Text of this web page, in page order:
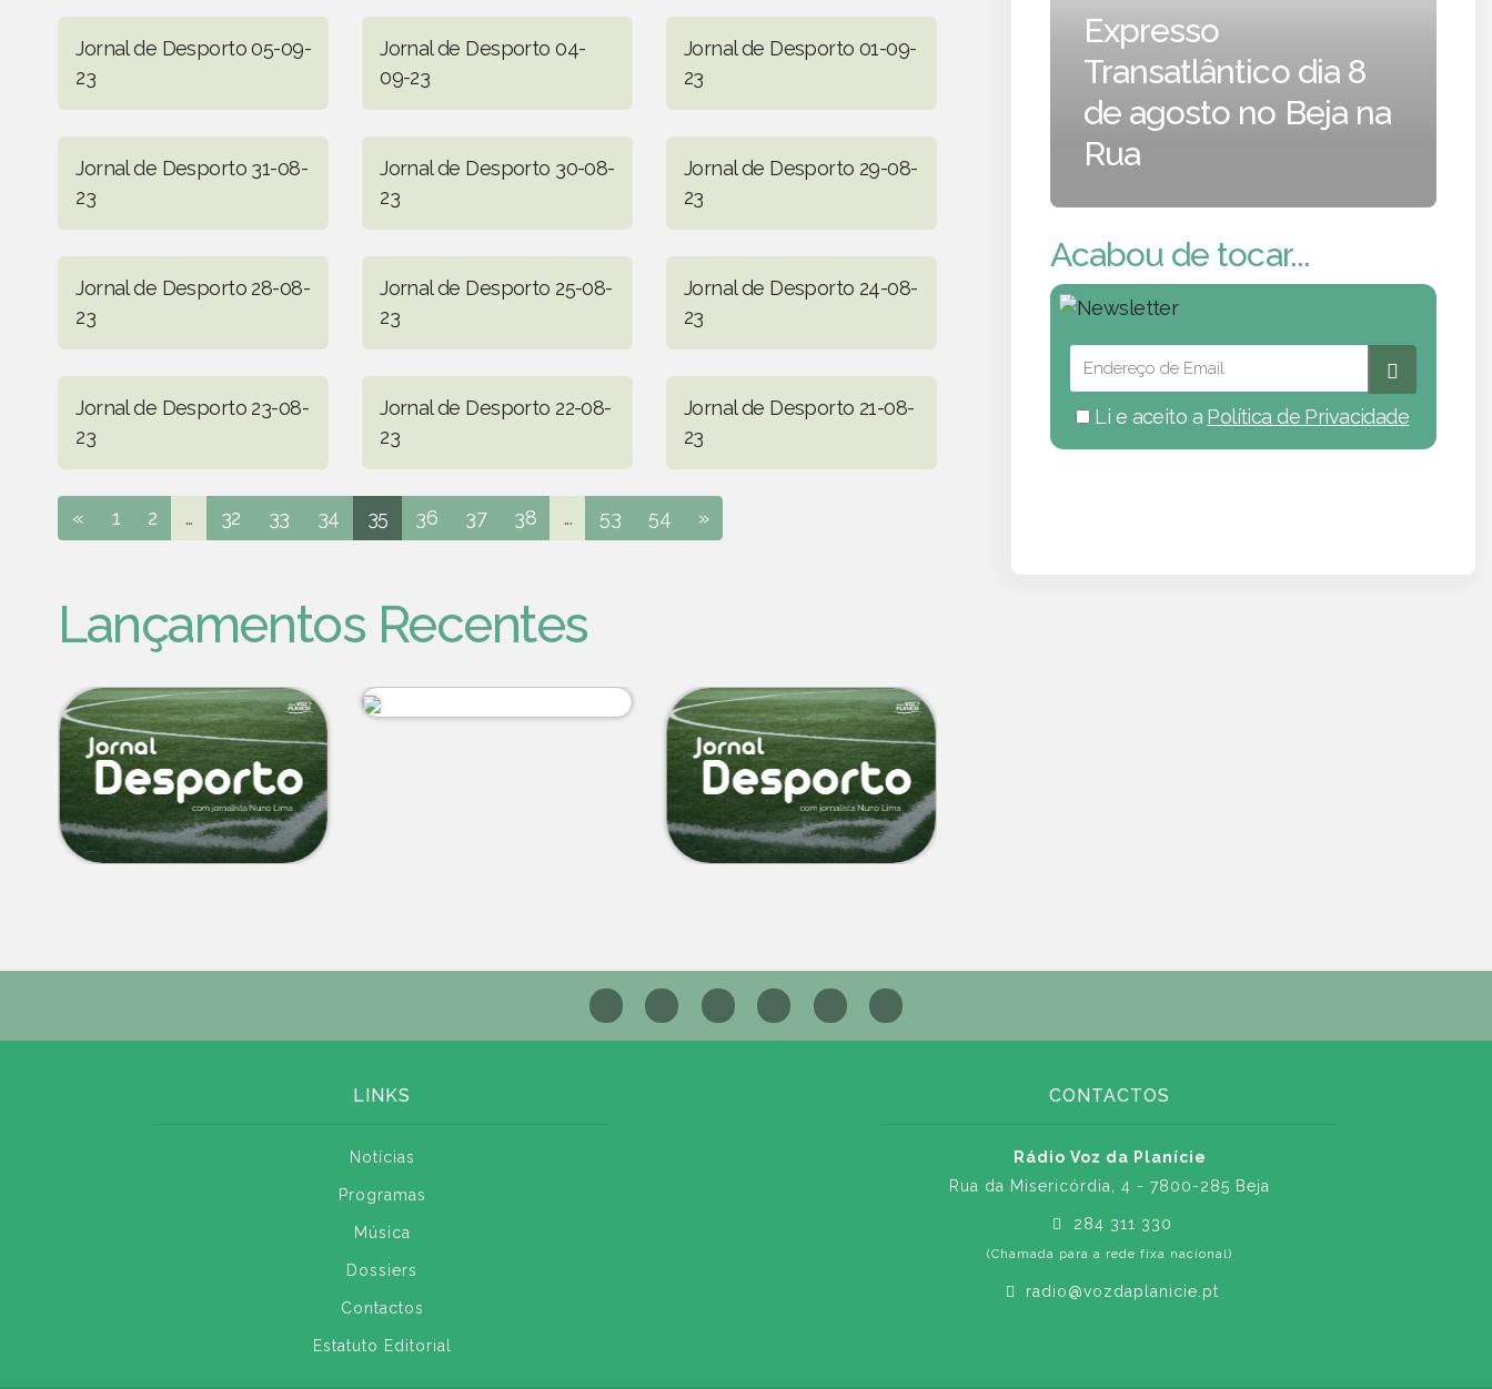
Jornal de Desporto 05-09-
23
Jornal de Desporto 04-
09-23
Jornal de Desporto 01-09-
23
Jornal de Desporto 31-08-
23
Jornal de Desporto 30-08-
23
Jornal de Desporto 29-08-
23
Jornal de Desporto 28-08-
23
Jornal de Desporto 25-08-
23
Jornal de Desporto 24-08-
23
Jornal de Desporto 23-08-
23
Jornal de Desporto 22-08-
23
Jornal de Desporto 21-08-
23
« 1 2 ... 32 33 34 35 36 37 38 ... 53 54 »
Lançamentos Recentes
Expresso
Transatlântico dia 8
de agosto no Beja na
Rua
Acabou de tocar...
Li e aceito a Política de Privacidade
LINKS
Notícias
Programas
Música
Dossiers
Contactos
Estatuto Editorial
CONTACTOS
Rádio Voz da Planície
Rua da Misericórdia, 4 - 7800-285 Beja
284 311 330
(Chamada para a rede fixa nacional)
radio@vozdaplanicie.pt